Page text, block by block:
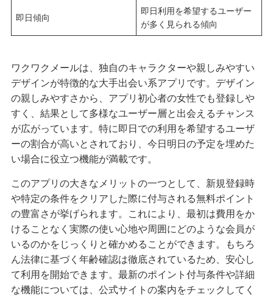
即日傾向
即日利用を希望するユーザー
が多く見られる傾向
ワクワクメールは、独自のキャラクターや親しみやすい
デザインが特徴的な大手出会い系アプリです。デザイン
の親しみやすさから、アプリ初心者の女性でも登録しや
すく、結果として多様なユーザー層と出会えるチャンス
が広がっています。特に即日での利用を希望するユーザ
ーの割合が高いとされており、今日明日の予定を埋めた
い場合に役立つ機能が満載です。
このアプリの大きなメリットの一つとして、新規登録時
や特定の条件をクリアした際に付与される無料ポイント
の豊富さが挙げられます。これにより、最初は費用をか
けることなく実際の使い心地や周囲にどのような会員が
いるのかをじっくりと確かめることができます。もちろ
ん法律に基づく年齢確認は徹底されているため、安心し
て利用を開始できます。最新のポイント付与条件や詳細
な機能については、公式サイトの案内をチェックしてく